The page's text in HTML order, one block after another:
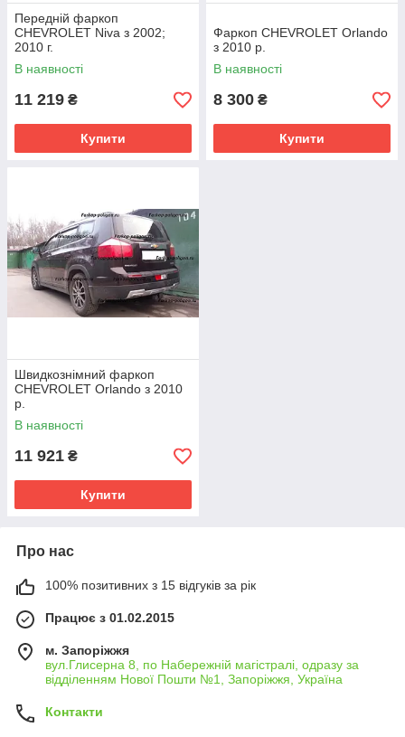
Передній фаркоп
CHEVROLET Niva з 2002;
2010 г.
В наявності
11 219 ₴
Купити
Фаркоп CHEVROLET Orlando
з 2010 р.
В наявності
8 300 ₴
Купити
Швидкознімний фаркоп
CHEVROLET Orlando з 2010
р.
В наявності
11 921 ₴
Купити
Про нас
100% позитивних з 15 відгуків за рік
Працює з 01.02.2015
м. Запоріжжя
вул.Глисерна 8, по Набережній магістралі, одразу за
відділенням Нової Пошти №1, Запоріжжя, Україна
Контакти